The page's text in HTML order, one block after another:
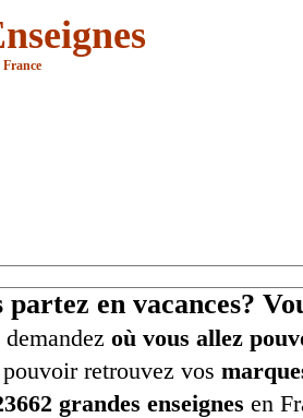
France
partez en vacances?
où vous allez
retrouvez vos
grandes enseignes en